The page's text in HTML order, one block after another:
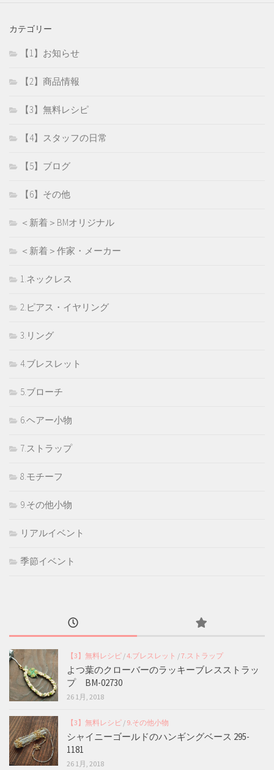
カテゴリー
【1】お知らせ
【2】商品情報
【3】無料レシピ
【4】スタッフの日常
【5】ブログ
【6】その他
＜新着＞BMオリジナル
＜新着＞作家・メーカー
1.ネックレス
2.ピアス・イヤリング
3.リング
4.ブレスレット
5.ブローチ
6.ヘアー小物
7.ストラップ
8.モチーフ
9.その他小物
リアルイベント
季節イベント
【3】無料レシピ /4.ブレスレット /7.ストラップ
よつ葉のクローバーのラッキーブレスストラッ
プ BM-02730
26 1月, 2018
【3】無料レシピ / 9.その他小物
シャイニーゴールドのハンギングベース 295-
1181
26 1月, 2018